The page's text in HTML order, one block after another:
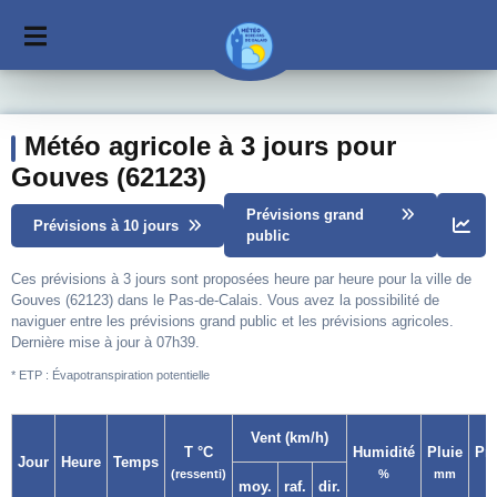
Météo agricole à 3 jours pour
Gouves (62123)
Prévisions à 10 jours
Prévisions grand
public
Ces prévisions à 3 jours sont proposées heure par heure pour la ville de
Gouves (62123) dans le Pas-de-Calais. Vous avez la possibilité de
naviguer entre les prévisions grand public et les prévisions agricoles.
Dernière mise à jour à 07h39.
* ETP : Évapotranspiration potentielle
Jour Heure Temps
T °C
(ressenti)
Vent (km/h)
Humidité
%
Pluie
mm
moy. raf. dir.